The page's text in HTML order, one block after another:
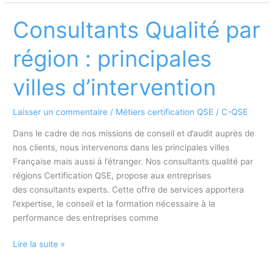
audit
et
à
Consultants Qualité par
région : principales
villes d’intervention
Laisser un commentaire / Métiers certification QSE / C-QSE
Dans le cadre de nos missions de conseil et d’audit auprès de
nos clients, nous intervenons dans les principales villes
Française mais aussi à l’étranger. Nos consultants qualité par
régions Certification QSE, propose aux entreprises
des consultants experts. Cette offre de services apportera
l’expertise, le conseil et la formation nécessaire à la
performance des entreprises comme
Consultants
Lire la suite »